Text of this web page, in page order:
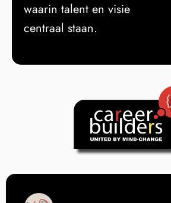
waarin talent en visie
centraal staan.